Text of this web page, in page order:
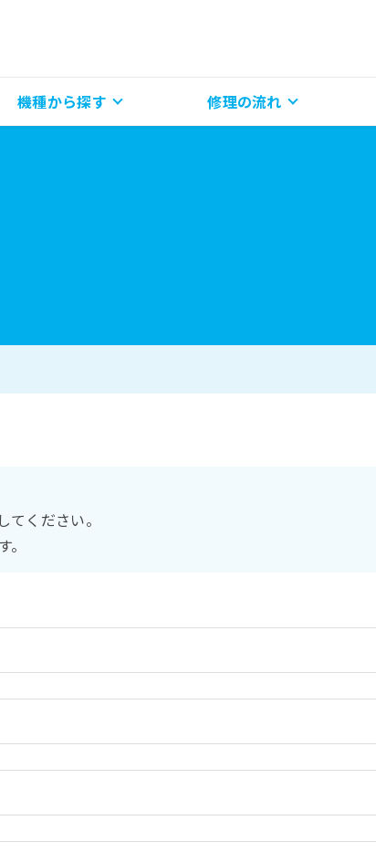
機種から探す 修理の流れ
ください。
。